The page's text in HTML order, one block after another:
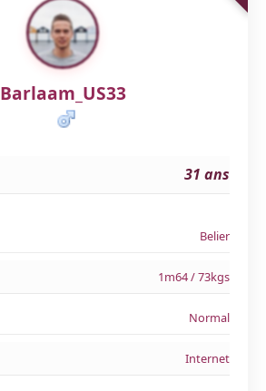
Barlaam_US33
31 ans
Belier
1m64 / 73kgs
Normal
Internet